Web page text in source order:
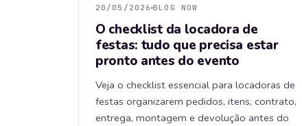
20/05/2026 BLOG NOW
O checklist da locadora de
festas: tudo que precisa estar
pronto antes do evento
Veja o checklist essencial para locadoras de
festas organizarem pedidos, itens, contrato,
entrega, montagem e devolução antes do